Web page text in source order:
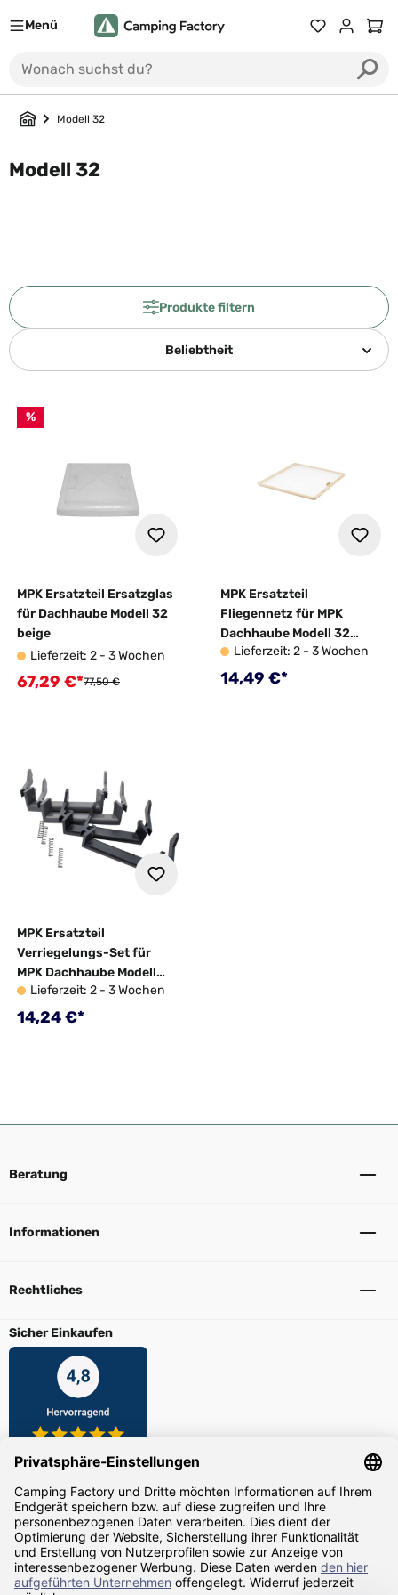
Menü Du hast 0
Modell 32
Modell 32
Produkte filtern
Beliebtheit
%
MPK Ersatzteil Ersatzglas
für Dachhaube Modell 32
beige
Lieferzeit: 2 - 3 Wochen
Verkaufspreis:
67,29 €*Regulärer Preis:
77,50 €
MPK Ersatzteil
Fliegennetz für MPK
Dachhaube Modell 32
beige
Lieferzeit: 2 - 3 Wochen
Regulärer Preis:
14,49 €*
MPK Ersatzteil
Verriegelungs-Set für
MPK Dachhaube Modell
32/42/46/ VisionStar M
4er-Set
Lieferzeit: 2 - 3 Wochen
Regulärer Preis:
14,24 €*
Beratung
Informationen
Rechtliches
Sicher Einkaufen
Zahlarten